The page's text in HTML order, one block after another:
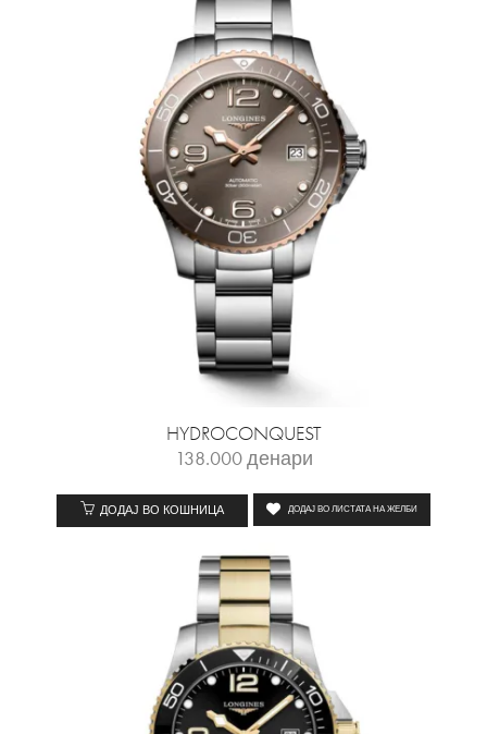
HYDROCONQUEST
138.000денари
ДОДАЈ ВО КОШНИЦА ДОДАЈ ВО ЛИСТАТА НА ЖЕЛБИ